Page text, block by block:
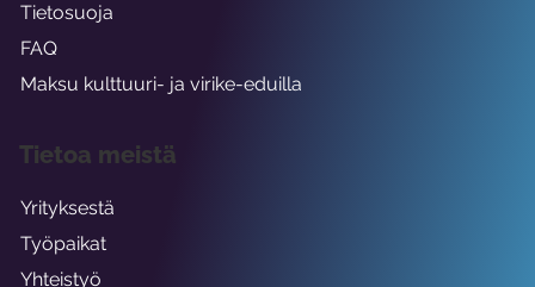
Tietosuoja
FAQ
Maksu kulttuuri- ja virike-eduilla
Tietoa meistä
Yrityksestä
Työpaikat
Yhteistyö